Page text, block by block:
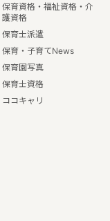
保育資格・福祉資格・介
護資格
保育士派遣
保育・子育てNews
保育園写真
保育士資格
ココキャリ